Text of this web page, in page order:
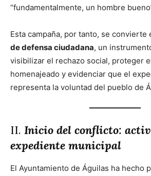
“fundamentalmente, un hombre
Esta campaña, por tanto, se convierte
de defensa ciudadana, un
visibilizar el rechazo social, proteger
homenajeado y evidenciar que el
representa la voluntad del pueblo de
II. Inicio del conflicto:
expediente municipal
El Ayuntamiento de Águilas ha hecho